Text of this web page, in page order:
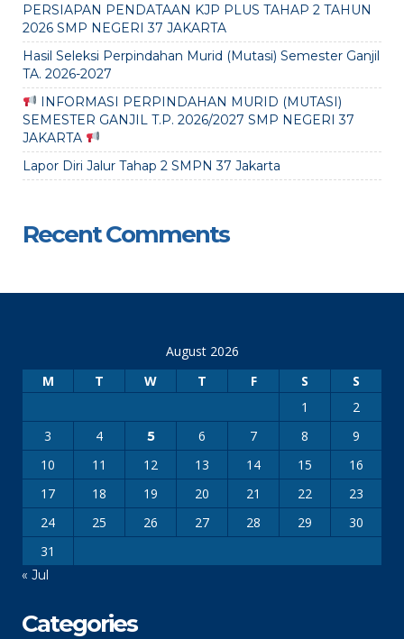
PERSIAPAN PENDATAAN KJP PLUS TAHAP 2 TAHUN
2026 SMP NEGERI 37 JAKARTA
Hasil Seleksi Perpindahan Murid (Mutasi) Semester Ganjil
TA. 2026-2027
INFORMASI PERPINDAHAN MURID (MUTASI)
SEMESTER GANJIL T.P. 2026/2027 SMP NEGERI 37
JAKARTA
Lapor Diri Jalur Tahap 2 SMPN 37 Jakarta
Recent Comments
August 2026
M
T W T F S
S
1
2
3
4 5 6 7 8
9
10
11 12 13 14 15
16
17
18 19 20 21 22
23
24
25 26 27 28 29
30
31
« Jul
Categories